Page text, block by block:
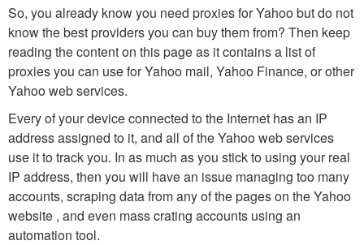
So, you already know you need proxies for Yahoo but do not
know the best providers you can buy them from? Then keep
reading the content on this page as it contains a list of
proxies you can use for Yahoo mail, Yahoo Finance, or other
Yahoo web services.
Every of your device connected to the Internet has an IP
address assigned to it, and all of the Yahoo web services
use it to track you. In as much as you stick to using your real
IP address, then you will have an issue managing too many
accounts, scraping data from any of the pages on the Yahoo
website , and even mass crating accounts using an
automation tool.